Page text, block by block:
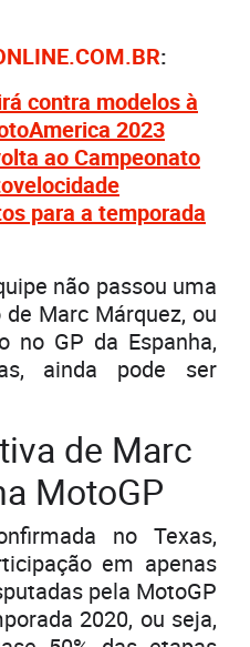
:
contra modelos à
2023
ao Campeonato
para a temporada
não passou uma
Marc Márquez, ou
no GP da Espanha,
ainda pode ser
de Marc
MotoGP
no Texas,
em apenas
pela MotoGP
2020, ou seja,